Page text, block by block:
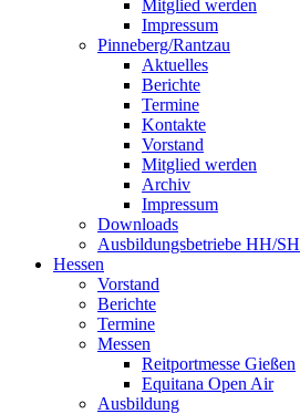
Mitglied werden
Impressum
Pinneberg/Rantzau
Aktuelles
Berichte
Termine
Kontakte
Vorstand
Mitglied werden
Archiv
Impressum
Downloads
Ausbildungsbetriebe HH/SH
Hessen
Vorstand
Berichte
Termine
Messen
Reitportmesse Gießen
Equitana Open Air
Ausbildung